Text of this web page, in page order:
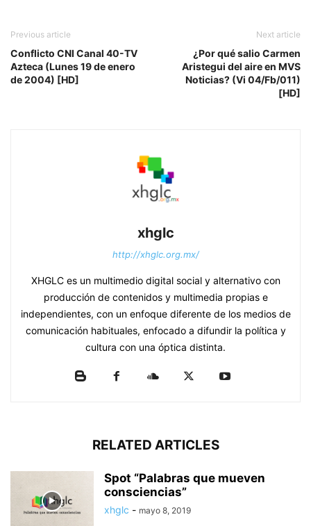
Previous article
Conflicto CNI Canal 40-TV
Azteca (Lunes 19 de enero
de 2004) [HD]
Next article
¿Por qué salio Carmen
Aristegui del aire en MVS
Noticias? (Vi 04/Fb/011)
[HD]
xhglc
http://xhglc.org.mx/
XHGLC es un multimedio digital social y alternativo con
producción de contenidos y multimedia propias e
independientes, con un enfoque diferente de los medios de
comunicación habituales, enfocado a difundir la política y
cultura con una óptica distinta.
RELATED ARTICLES
Spot “Palabras que mueven
consciencias”
xhglc - mayo 8, 2019